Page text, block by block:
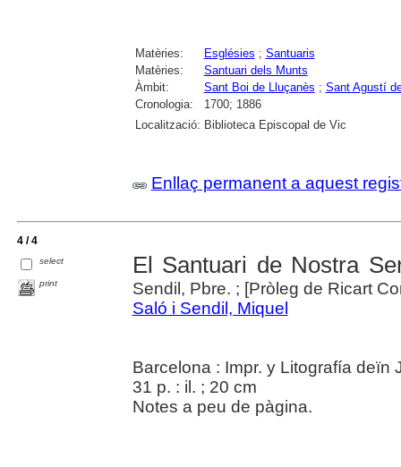
Matèries: Esglésies ; Santuaris
Matèries:
Santuari dels Munts
Àmbit:
Sant Boi de Lluçanès ; Sant Agustí
Cronologia:
1700; 1886
Localització: Biblioteca Episcopal de Vic
Enllaç permanent a aquest
4 / 4
select
print
El Santuari de Nostra
Sendil, Pbre. ; [Pròleg de Ricart
Saló i Sendil, Miquel
Barcelona : Impr. y Litografía deïn
31 p. : il. ; 20 cm
Notes a peu de pàgina.